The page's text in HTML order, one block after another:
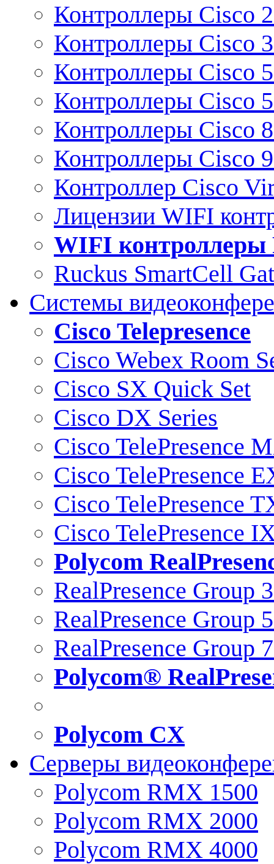
Контроллеры Cisco
Контроллеры Cisco
Контроллеры Cisco
Контроллеры Cisco
Контроллеры Cisco
Контроллеры Cisco
Контроллер Cisco
Лицензии WIFI
WIFI контроллеры
Ruckus SmartCell
Системы
Cisco Telepresence
Cisco Webex Room
Cisco SX Quick Set
Cisco DX Series
Cisco TelePresence
Cisco TelePresence
Cisco TelePresence
Cisco TelePresence
Polycom
RealPresence Group
RealPresence Group
RealPresence Group
Polycom®
Polycom CX
Серверы
Polycom RMX 1500
Polycom RMX 2000
Polycom RMX 4000